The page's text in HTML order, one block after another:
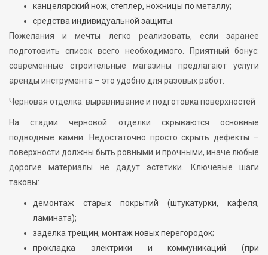
канцелярский нож, степлер, ножницы по металлу;
средства индивидуальной защиты.
Пожелания и мечты легко реализовать, если заранее
подготовить список всего необходимого. Приятный бонус:
современные строительные магазины предлагают услуги
аренды инструмента – это удобно для разовых работ.
Черновая отделка: выравнивание и подготовка поверхностей
На стадии черновой отделки скрываются основные
подводные камни. Недостаточно просто скрыть дефекты –
поверхности должны быть ровными и прочными, иначе любые
дорогие материалы не дадут эстетики. Ключевые шаги
таковы:
демонтаж старых покрытий (штукатурки, кафеля,
ламината);
заделка трещин, монтаж новых перегородок;
прокладка электрики и коммуникаций (при